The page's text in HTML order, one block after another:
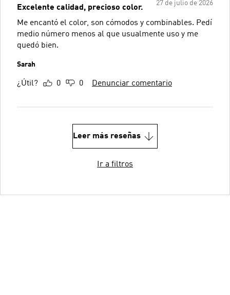
27 de julio de 2026
Excelente calidad, precioso color.
Me encantó el color, son cómodos y combinables. Pedí
medio número menos al que usualmente uso y me
quedó bien.
Sarah
¿Útil? 0 0 Denunciar comentario
Leer más reseñas
Ir a filtros